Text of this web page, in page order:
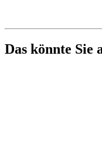
Das könnte Sie